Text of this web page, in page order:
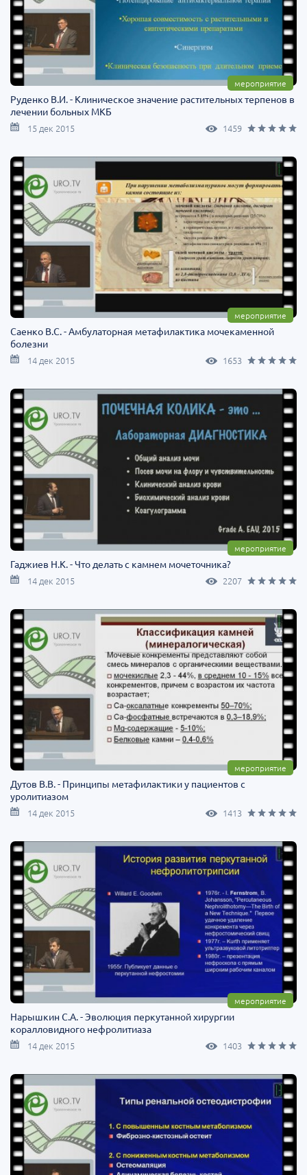
мероприятие
Руденко В.И. - Клиническое значение растительных терпенов в
лечении больных МКБ
15 дек 2015 1459
мероприятие
Саенко В.С. - Амбулаторная метафилактика мочекаменной
болезни
14 дек 2015 1653
мероприятие
Гаджиев Н.К. - Что делать с камнем мочеточника?
14 дек 2015 2207
мероприятие
Дутов В.В. - Принципы метафилактики у пациентов с
уролитиазом
14 дек 2015 1413
мероприятие
Нарышкин С.А. - Эволюция перкутанной хирургии
коралловидного нефролитиаза
14 дек 2015 1403